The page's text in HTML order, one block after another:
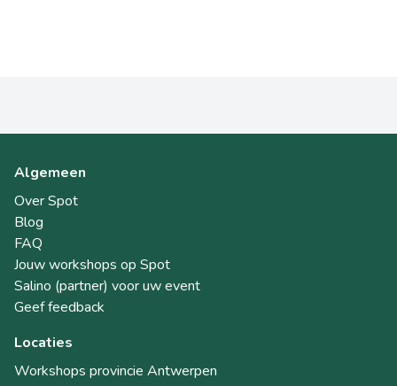
Algemeen
Over Spot
Blog
FAQ
Jouw workshops op Spot
Salino (partner) voor uw event
Geef feedback
Locaties
Workshops provincie Antwerpen